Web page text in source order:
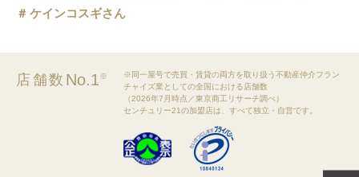
ケインコスギさん
店舗数 No.1※
※同一屋号で売買・賃貸の両方を取り扱う不動産仲介フラン
チャイズ業としての全国における店舗数
（2026年7月時点／東京商工リサーチ調べ）
センチュリー21の加盟店は、すべて独立・自営です。